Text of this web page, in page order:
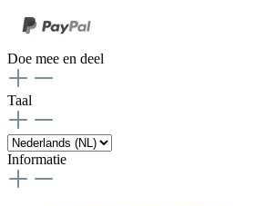
Doe mee en deel
Taal
Informatie